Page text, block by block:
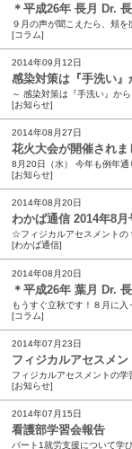
＊平成26年 長月 Dr.
[コラム]
2014年09月12日
感染対策は『手洗い』
[お知らせ]
2014年08月27日
花火大会が開催されま
[お知らせ]
2014年08月20日
わかば通信 2014年8月
[わかば通信]
2014年08月20日
＊平成26年 葉月 Dr.
[コラム]
2014年07月23日
フィジカルアセスメ
[お知らせ]
2014年07月15日
看護部学習会報告